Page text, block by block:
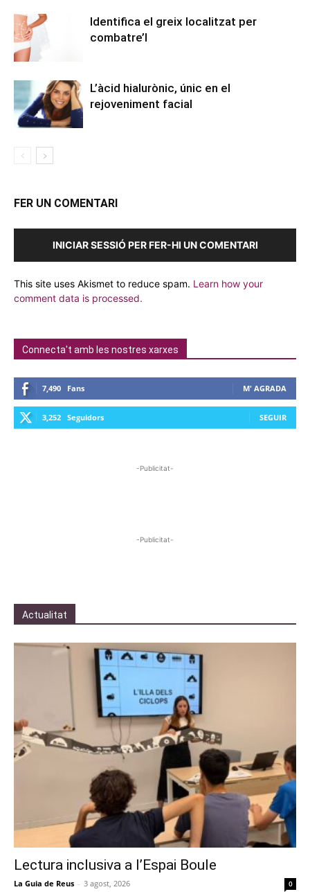
Identifica el greix localitzat per
combatre’l
L’àcid hialurònic, únic en el
rejoveniment facial
FER UN COMENTARI
INICIAR SESSIÓ PER FER-HI UN COMENTARI
This site uses Akismet to reduce spam. Learn how your
comment data is processed.
Connecta't amb les nostres xarxes
7,490 Fans M' AGRADA
3,252 Seguidors SEGUIR
-Publicitat-
-Publicitat-
Actualitat
Lectura inclusiva a l’Espai Boule
La Guia de Reus - 3 agost, 2026 0